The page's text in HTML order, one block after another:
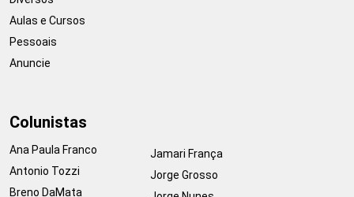
Aulas e Cursos
Pessoais
Anuncie
Colunistas
Ana Paula Franco
Antonio Tozzi
Breno DaMata
Jamari França
Jorge Grosso